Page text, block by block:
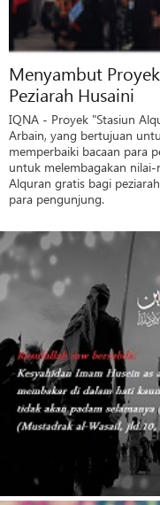
Menyambut
Peziarah Husaini
IQNA - Proyek "Stasiun
Arbain, yang bertujuan
memperbaiki bacaan para
untuk melembagakan
Alquran gratis bagi
para pengunjung.